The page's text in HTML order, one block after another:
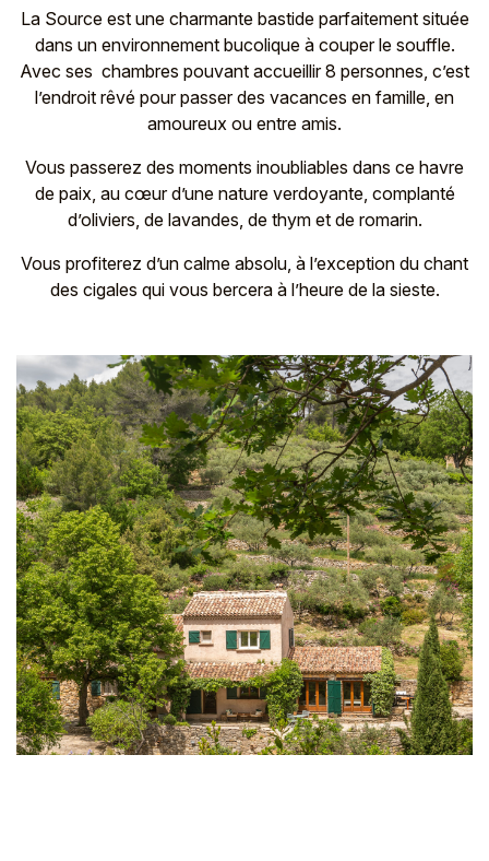
La Source est une charmante bastide parfaitement située
dans un environnement bucolique à couper le souffle.
Avec ses chambres pouvant accueillir 8 personnes, c’est
l’endroit rêvé pour passer des vacances en famille, en
amoureux ou entre amis.
Vous passerez des moments inoubliables dans ce havre
de paix, au cœur d’une nature verdoyante, complanté
d’oliviers, de lavandes, de thym et de romarin.
Vous profiterez d’un calme absolu, à l’exception du chant
des cigales qui vous bercera à l’heure de la sieste.